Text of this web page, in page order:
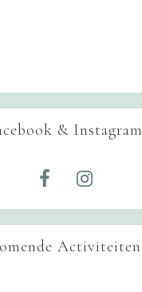
& Instagram
Activiteiten